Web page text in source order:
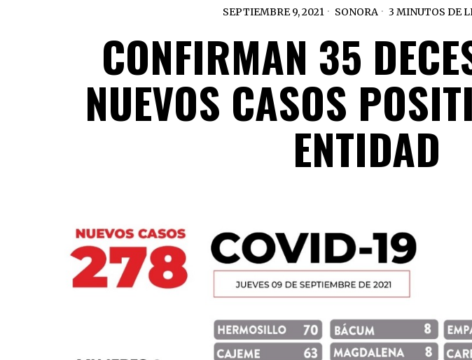
SEPTIEMBRE 9, 2021 SONORA 3 MINUTOS DE
CONFIRMAN 35
NUEVOS CASOS
ENTIDAD